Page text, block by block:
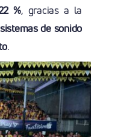
%, gracias a la
de sonido
.